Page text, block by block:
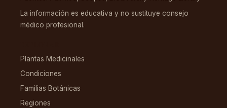
La información es educativa y no sustituye consejo
médico profesional.
Plantas Medicinales
Condiciones
Familias Botánicas
Regiones